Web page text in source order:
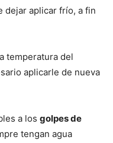
dejar aplicar frío, a fin
temperatura del
aplicarle de nueva
a los golpes de
tengan agua